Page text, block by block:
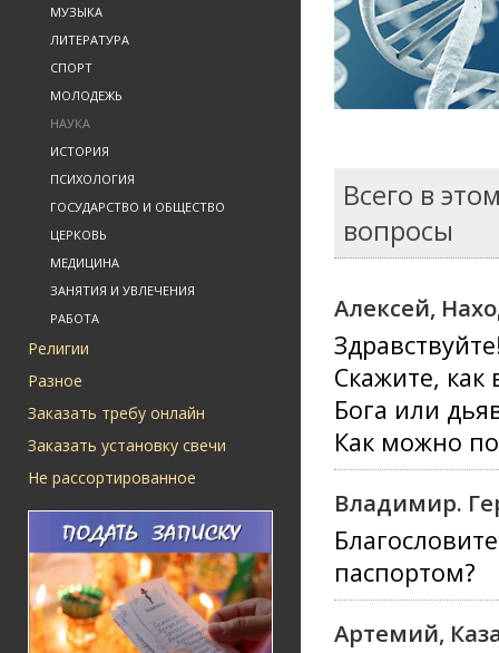
МУЗЫКА
ЛИТЕРАТУРА
СПОРТ
МОЛОДЕЖЬ
НАУКА
ИСТОРИЯ
ПСИХОЛОГИЯ
ГОСУДАРСТВО И ОБЩЕСТВО
ЦЕРКОВЬ
МЕДИЦИНА
ЗАНЯТИЯ И УВЛЕЧЕНИЯ
РАБОТА
Религии
Разное
Заказать требу онлайн
Заказать установку свечи
Не рассортированное
Всего в
вопросы
Алексей,
Скажите, как
Бога или
Как можно
Владимир.
паспортом?
Артемий,